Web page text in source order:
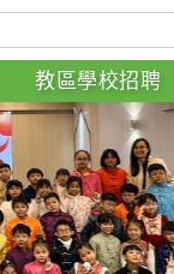
教區學校招聘